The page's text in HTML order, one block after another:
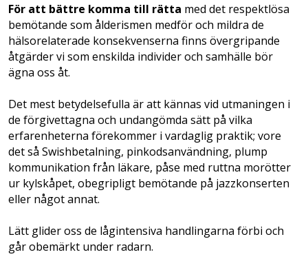
För att bättre komma till rätta med det ­res­­pektlösa
bemötande som ålderismen med­för och mildra de
hälsorelaterade ­konsekvenserna finns övergripande
åtgärder vi som enskilda ­individer och samhälle bör
ägna oss åt.
Det mest ­betydelsefulla är att kännas vid utmaningen ­i
de förgivet­tagna och undangömda­ sätt på vilka
erfarenheterna förekommer i vardaglig praktik; vore
det så Swishbetalning, pinkods­användning, plump
kommunikation från lä­kare, påse med ruttna morötter
ur kylskåpet, obegripligt bemötande på jazzkonserten
eller något annat.
Lätt glider oss de lågintensiva handlingarna förbi och
går obemärkt under radarn.